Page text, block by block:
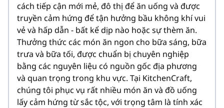
cách tiếp cận mới mẻ, đô thị để ăn uống và được
truyền cảm hứng để tận hưởng bầu không khí vui
vẻ và hấp dẫn - bất kể dịp nào hoặc sự thèm ăn.
Thưởng thức các món ăn ngon cho bữa sáng, bữa
trưa và bữa tối, được chuẩn bị chuyên nghiệp
bằng các nguyên liệu có nguồn gốc địa phương
và quan trọng trong khu vực. Tại KitchenCraft,
chúng tôi phục vụ rất nhiều món ăn và đồ uống
lấy cảm hứng từ sắc tộc, với trọng tâm là tính xác